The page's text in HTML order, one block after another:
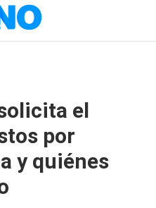
el
por
y quiénes